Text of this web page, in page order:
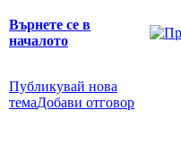
Върнете се в
началото
Публикувай нова
темаДобави отговор